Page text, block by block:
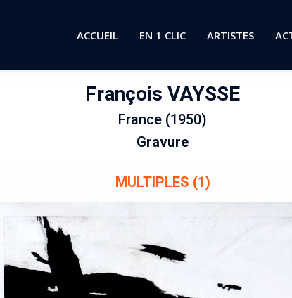
ACCUEIL EN 1 CLIC ARTISTES
François VAYSSE
France (1950)
Gravure
MULTIPLES (1)